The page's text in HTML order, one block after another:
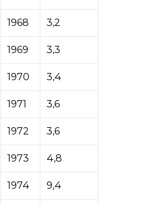
1968 3,2
1969 3,3
1970 3,4
1971 3,6
1972 3,6
1973 4,8
1974 9,4